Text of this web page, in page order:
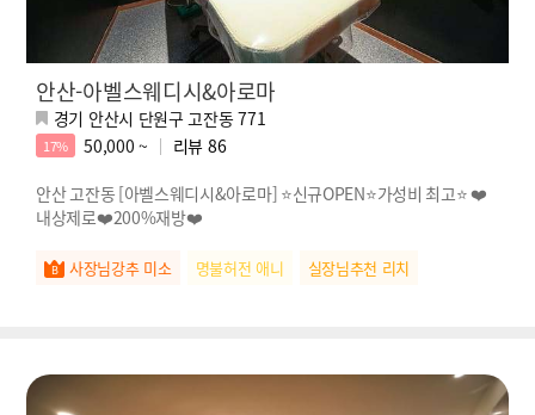
안산-아벨스웨디시&아로마
경기 안산시 단원구 고잔동 771
17% 50,000 ~ 리뷰 86
안산 고잔동 [아벨스웨디시&아로마] ⭐신규OPEN⭐가성비 최고⭐ ❤️
내상제로❤️200%재방❤️
사장님강추 미소 명불허전 애니 실장님추천 리치